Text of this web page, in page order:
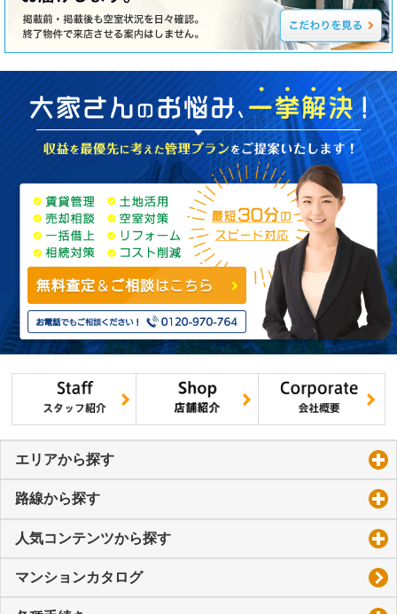
エリアから探す
路線から探す
人気コンテンツから探す
マンションカタログ